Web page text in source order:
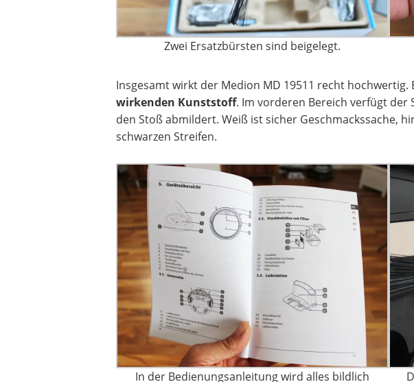
Zwei Ersatzbürsten sind beigelegt.
Insgesamt wirkt der Medion MD 19511 recht hochwertig.
wirkenden Kunststoff. Im vorderen Bereich verfügt der
den Stoß abmildert. Weiß ist sicher Geschmackssache,
schwarzen Streifen.
In der Bedienungsanleitung wird alles bildlich